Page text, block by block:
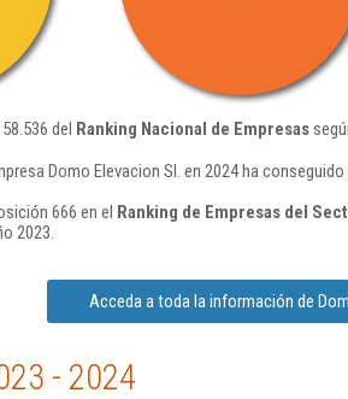
del Ranking Nacional de Empresas
Domo Elevacion Sl. en 2024 ha
666 en el Ranking de Empresas del
2023.
Acceda a toda la información de
- 2024